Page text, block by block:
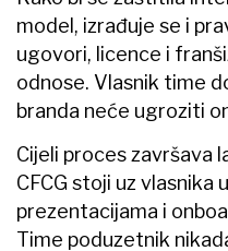
model, izrađuje se i
ugovori, licence i
odnose. Vlasnik time
branda neće ugroziti
Cijeli proces završava
CFCG stoji uz vlasnika
prezentacijama i
Time poduzetnik